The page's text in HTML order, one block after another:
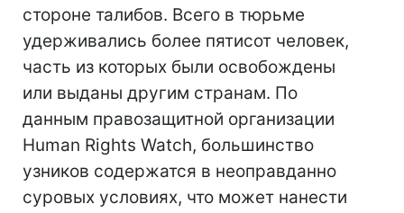
стороне талибов. Всего в тюрьме
удерживались более пятисот человек,
часть из которых были освобождены
или выданы другим странам. По
данным правозащитной организации
Human Rights Watch, большинство
узников содержатся в неоправданно
суровых условиях, что может нанести